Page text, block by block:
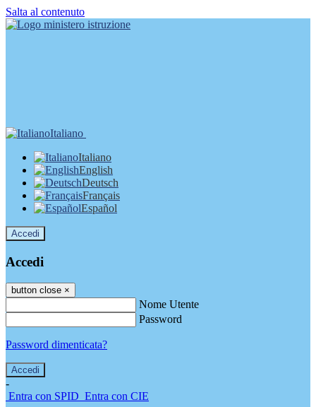
Salta al contenuto
Italiano
Italiano
English
Deutsch
Français
Español
Accedi
Accedi
button close ×
Nome Utente
Password
Password dimenticata?
-
Entra con SPID Entra con CIE